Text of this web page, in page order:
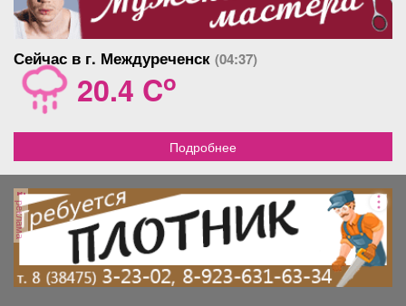
Сейчас в г. Междуреченск (04:37)
20.4 Co
Подробнее
реклама